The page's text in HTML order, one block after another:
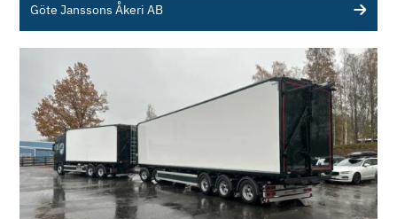
Göte Janssons Åkeri AB